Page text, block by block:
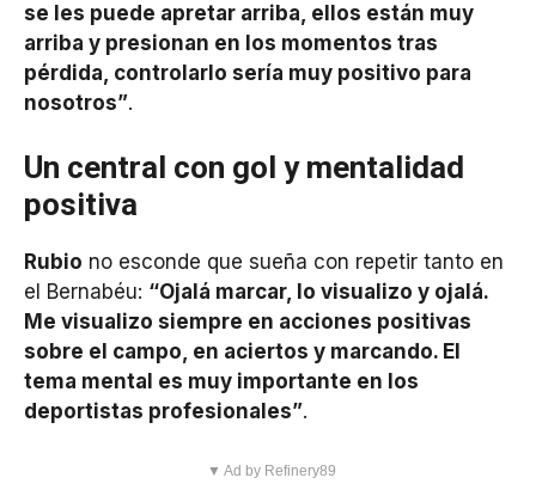
se les puede apretar arriba, ellos están muy
arriba y presionan en los momentos tras
pérdida, controlarlo sería muy positivo para
nosotros”.
Un central con gol y mentalidad
positiva
Rubio no esconde que sueña con repetir tanto en
el Bernabéu: “Ojalá marcar, lo visualizo y ojalá.
Me visualizo siempre en acciones positivas
sobre el campo, en aciertos y marcando. El
tema mental es muy importante en los
deportistas profesionales”.
▼ Ad by Refinery89